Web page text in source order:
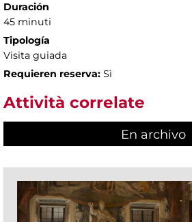
Duración
45 minuti
Tipología
Visita guiada
Requieren reserva: Sì
Attività correlate
En archivo